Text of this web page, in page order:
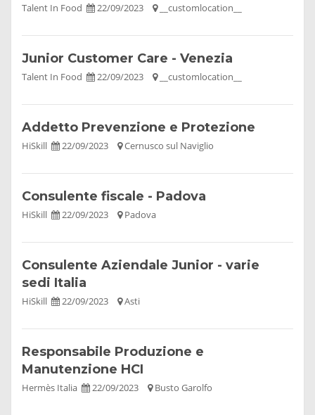
Talent In Food 22/09/2023 __customlocation__
Junior Customer Care - Venezia
Talent In Food 22/09/2023 __customlocation__
Addetto Prevenzione e Protezione
HiSkill 22/09/2023 Cernusco sul Naviglio
Consulente fiscale - Padova
HiSkill 22/09/2023 Padova
Consulente Aziendale Junior - varie
sedi Italia
HiSkill 22/09/2023 Asti
Responsabile Produzione e
Manutenzione HCI
Hermès Italia 22/09/2023 Busto Garolfo